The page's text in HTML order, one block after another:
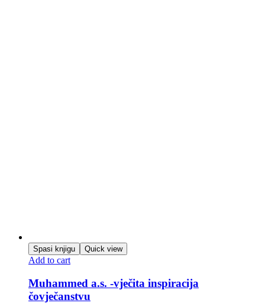
Spasi knjigu Quick view
Add to cart
Muhammed a.s. -vječita inspiracija
čovječanstvu